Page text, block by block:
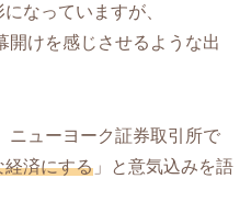
なっていますが、
開けを感じさせるような出
ニューヨーク証券取引所で
経済にする 」と意気込みを語